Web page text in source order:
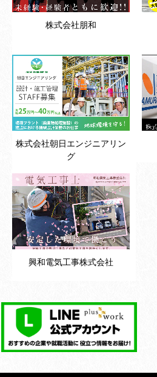
株式会社朋和
株式会社朝日エンジニアリン
グ
興和電気工事株式会社